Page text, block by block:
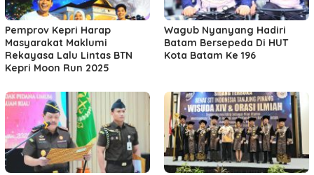
Pemprov Kepri Harap
Masyarakat Maklumi
Rekayasa Lalu Lintas BTN
Kepri Moon Run 2025
Wagub Nyanyang Hadiri
Batam Bersepeda Di HUT
Kota Batam Ke 196